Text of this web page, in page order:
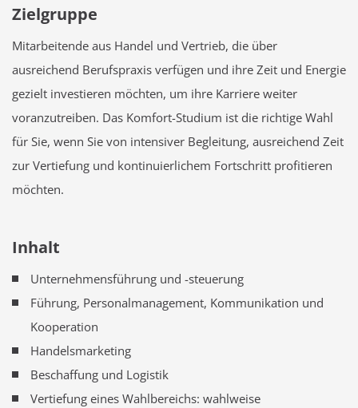
Zielgruppe
Mitarbeitende aus Handel und Vertrieb, die über
ausreichend Berufspraxis verfügen und ihre Zeit und Energie
gezielt investieren möchten, um ihre Karriere weiter
voranzutreiben. Das Komfort-Studium ist die richtige Wahl
für Sie, wenn Sie von intensiver Begleitung, ausreichend Zeit
zur Vertiefung und kontinuierlichem Fortschritt profitieren
möchten.
Inhalt
Unternehmensführung und -steuerung
Führung, Personalmanagement, Kommunikation und
Kooperation
Handelsmarketing
Beschaffung und Logistik
Vertiefung eines Wahlbereichs: wahlweise